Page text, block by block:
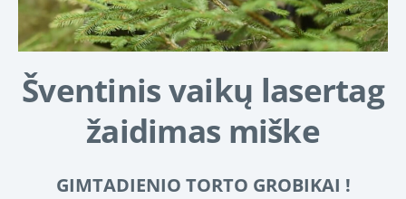
Šventinis vaikų lasertag
žaidimas miške
GIMTADIENIO TORTO GROBIKAI !